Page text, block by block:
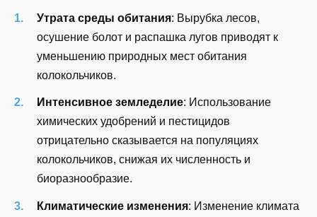
Утрата среды обитания: Вырубка лесов,
осушение болот и распашка лугов приводят к
уменьшению природных мест обитания
колокольчиков.
Интенсивное земледелие: Использование
химических удобрений и пестицидов
отрицательно сказывается на популяциях
колокольчиков, снижая их численность и
биоразнообразие.
Климатические изменения: Изменение климата